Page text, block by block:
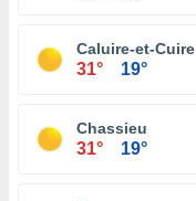
Caluire-et-Cuire
31° 19°
Chassieu
31° 19°